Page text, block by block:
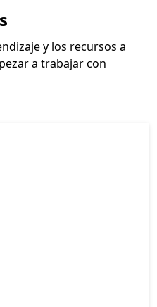
y los recursos a
a trabajar con